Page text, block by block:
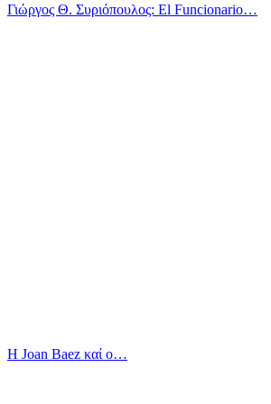
Γιώργος Θ. Συριόπουλος: El Funcionario…
Η Joan Baez καί ο…